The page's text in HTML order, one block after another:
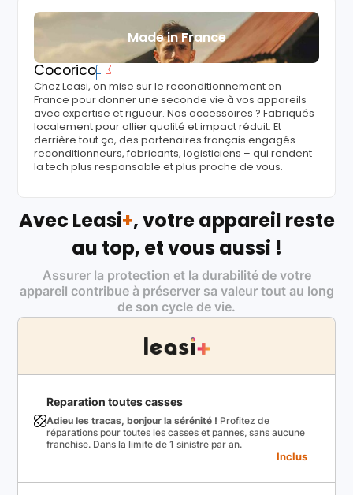
Made in France
Cocorico
Chez Leasi, on mise sur le reconditionnement en
France pour donner une seconde vie à vos appareils
avec expertise et rigueur. Nos accessoires ? Fabriqués
localement pour allier qualité et impact réduit. Et
derrière tout ça, des partenaires français engagés –
reconditionneurs, fabricants, logisticiens – qui rendent
la tech plus responsable et plus proche de vous.
Avec Leasi+, votre appareil reste
au top, et vous aussi !
Assurer la protection et la durabilité de votre
appareil contribue à préserver sa valeur tout au long
de son cycle de vie.
Reparation toutes casses
Adieu les tracas, bonjour la sérénité ! Profitez de
réparations pour toutes les casses et pannes, sans aucune
franchise. Dans la limite de 1 sinistre par an.
Inclus